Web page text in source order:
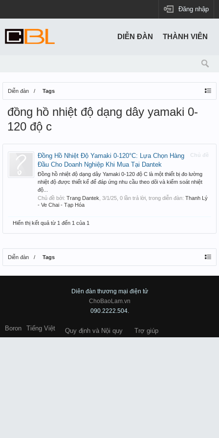
Đăng nhập
Diễn đàn Tags
đồng hồ nhiệt độ dạng dây yamaki 0-
120 độ c
Chủ đề
Đồng Hồ Nhiệt Độ Yamaki 0-120°C: Lựa Chọn Hàng
Đầu Cho Doanh Nghiệp Khi Mua Tại Dantek
Đồng hồ nhiệt độ dạng dây Yamaki 0-120 độ C là một thiết bị đo lường
nhiệt độ được thiết kế để đáp ứng nhu cầu theo dõi và kiểm soát nhiệt
độ...
Chủ đề bởi: Trang Dantek 3/1/25 , 0 lần trả lời, trong diễn đàn: Thanh Lý
- Ve Chai - Tạp Hóa
Hiển thị kết quả từ 1 đến 1 của 1
Diễn đàn Tags
DIỄN ĐÀN THÀNH VIÊN
Diên đàn thương mại điện tử
ChoBaoLam.vn
090.2222.504.
Boron Tiếng Việt Quy định và Nội quy Trợ giúp